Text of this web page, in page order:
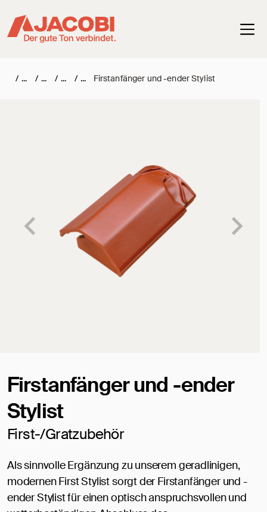
/ / / / Firstanfänger und -ender Stylist
Firstanfänger und -ender
Stylist
First-/Gratzubehör
Als sinnvolle Ergänzung zu unserem geradlinigen,
modernen First Stylist sorgt der Firstanfänger und -
ender Stylist für einen optisch anspruchsvollen und